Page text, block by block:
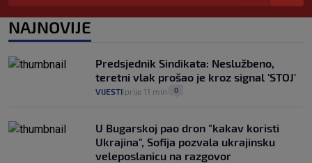
0
automobilom na Hvar iz Zagreba, a
koliko iz Osijeka
14
NAJNOVIJE
Predsjednik Sindikata: Neslužbeno,
teretni vlak prošao je kroz signal 'STOJ'
VIJESTI prije 11 min 0
U Bugarskoj pao dron "kakav koristi
Ukrajina", Sofija pozvala ukrajinsku
veleposlanicu na razgovor